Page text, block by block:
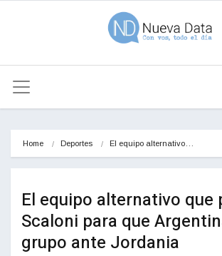
Home Deportes El equipo alternativo…
El equipo alternativo que
Scaloni para que
grupo ante Jordania